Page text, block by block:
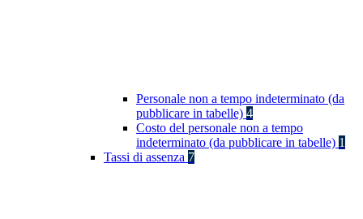
Personale non a tempo indeterminato (da
pubblicare in tabelle) 4
Costo del personale non a tempo
indeterminato (da pubblicare in tabelle) 1
Tassi di assenza 7